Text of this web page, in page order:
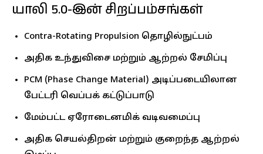
யாலி 5.0-இன் சிறப்பம்சங்கள்
Contra-Rotating Propulsion தொழில்நுட்பம்
அதிக உந்துவிசை மற்றும் ஆற்றல் சேமிப்பு
PCM (Phase Change Material) அடிப்படையிலான
பேட்டரி வெப்பக் கட்டுப்பாடு
மேம்பட்ட ஏரோடைனமிக் வடிவமைப்பு
அதிக செயல்திறன் மற்றும் குறைந்த ஆற்றல்